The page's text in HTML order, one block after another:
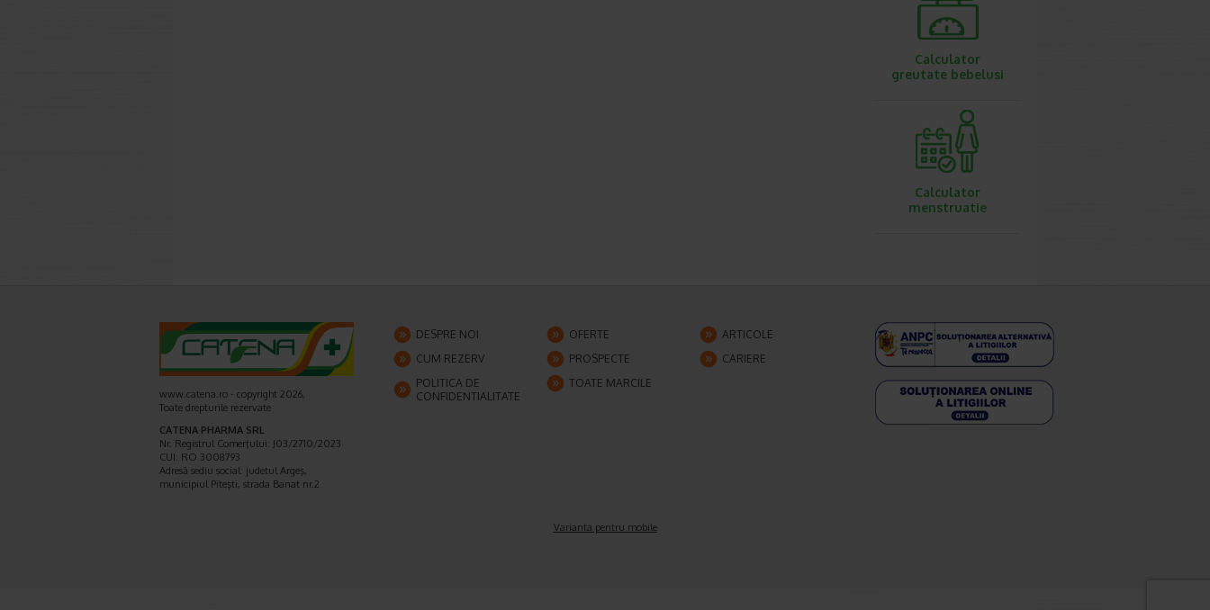
Calculator
greutate bebelusi
Calculator
menstruatie
www.catena.ro - copyright 2026,
Toate drepturile rezervate
CATENA PHARMA SRL
Nr. Registrul Comerţului: J03/2710/2023
CUI: RO 3008793
Adresă sediu social: judetul Argeş,
municipiul Piteşti, strada Banat nr.2
DESPRE NOI OFERTE
ARTICOLE
CUM REZERV
PROSPECTE
CARIERE
POLITICA DE
CONFIDENTIALITATE
TOATE MARCILE
Varianta pentru mobile